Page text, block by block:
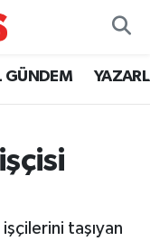
GÜNDEM
taşıyan